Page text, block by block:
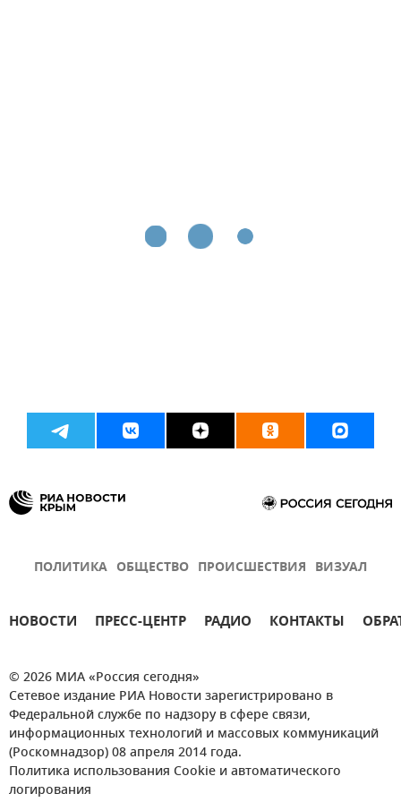
ПОЛИТИКА ОБЩЕСТВО ПРОИСШЕСТВИЯ ВИЗУАЛ
НОВОСТИ ПРЕСС-ЦЕНТР РАДИО КОНТАКТЫ
© 2026 МИА «Россия сегодня»
Сетевое издание РИА Новости зарегистрировано в
Федеральной службе по надзору в сфере связи,
информационных технологий и массовых коммуникаций
(Роскомнадзор) 08 апреля 2014 года.
Политика использования Cookie и автоматического
логирования